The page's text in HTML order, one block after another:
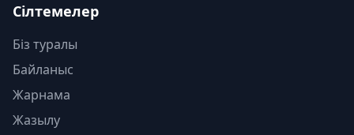
Сілтемелер
Біз туралы
Байланыс
Жарнама
Жазылу